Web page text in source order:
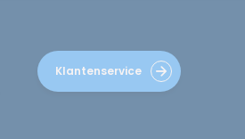
Klantenservice